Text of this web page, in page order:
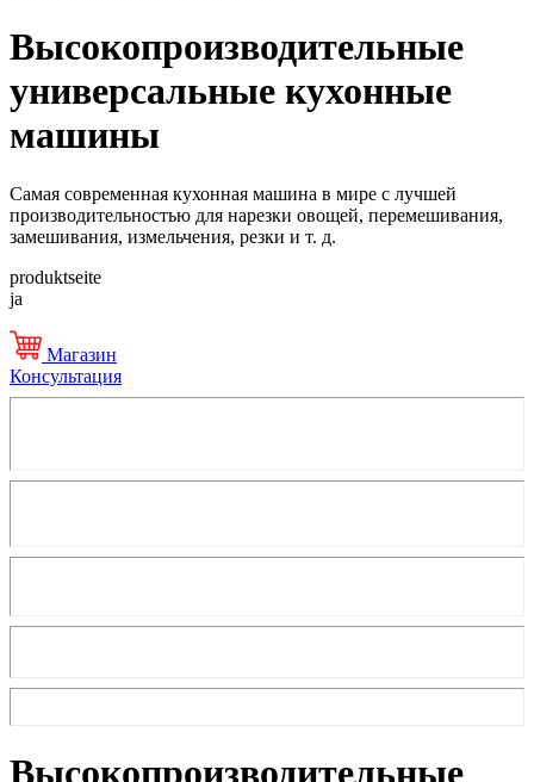
Высокопроизводительные
универсальные кухонные
машины
Самая современная кухонная машина в мире с лучшей
производительностью для нарезки овощей, перемешивания,
замешивания, измельчения, резки и т. д.
produktseite
ja
Магазин
Консультация
Высокопроизводительные